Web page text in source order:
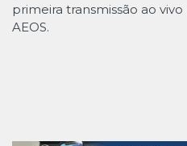
primeira transmissão ao
AEOS.